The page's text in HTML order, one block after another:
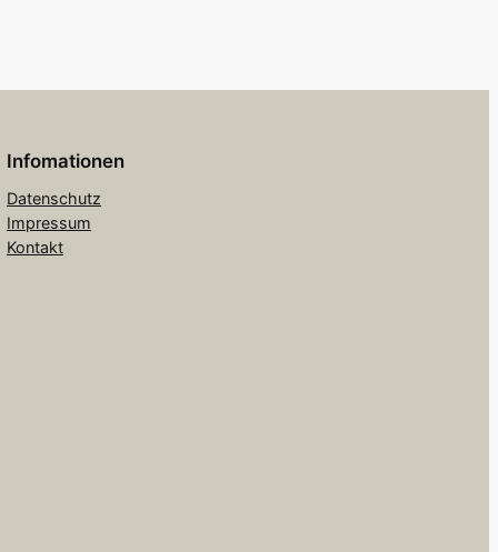
Infomationen
Datenschutz
Impressum
Kontakt